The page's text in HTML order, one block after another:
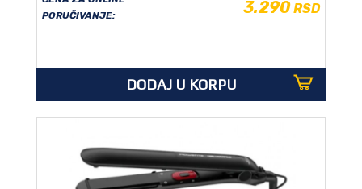
PORUČIVANJE:
3.290RSD
DODAJ U KORPU